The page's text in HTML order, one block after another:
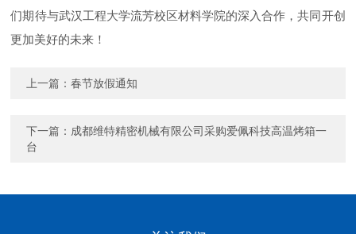
们期待与武汉工程大学流芳校区材料学院的深入合作，共同开创
更加美好的未来！
上一篇：春节放假通知
下一篇： 成都维特精密机械有限公司采购爱佩科技高温烤箱一
台